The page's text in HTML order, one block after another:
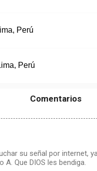
Perú
Perú
Comentarios
su señal por internet,
Que DIOS les bendiga.